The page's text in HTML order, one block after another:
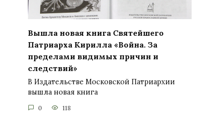
Вышла новая книга Святейшего
Патриарха Кирилла «Война. За
пределами видимых причин и
следствий»
В Издательстве Московской Патриархии
вышла новая книга
0 118